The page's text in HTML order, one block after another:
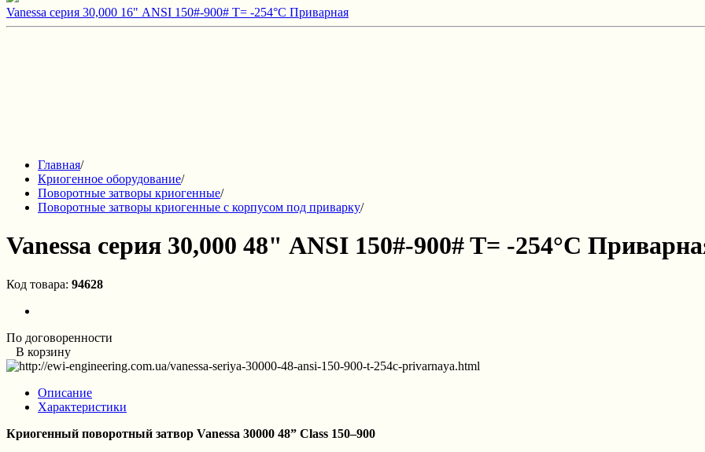
Vanessa серия 30,000 16" ANSI 150#-900# T= -254°C Приварная
Главная/
Криогенное оборудование/
Поворотные затворы криогенные/
Поворотные затворы криогенные с корпусом под приварку/
Vanessa серия 30,000 48" ANSI 150#-900# T= -254°C
Код товара: 94628
По договоренности
В корзину
Описание
Характеристики
Криогенный поворотный затвор Vanessa 30000 48” Class 150–900